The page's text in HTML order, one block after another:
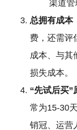
渠道管
总拥有成本
费，还需评
成本、与其
损失成本。
“先试后买”
常为15-30
销冠、运营